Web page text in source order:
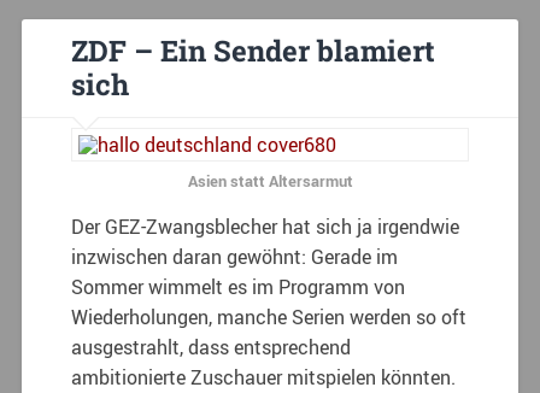
ZDF – Ein Sender blamiert
sich
Asien statt Altersarmut
Der GEZ-Zwangsblecher hat sich ja irgendwie
inzwischen daran gewöhnt: Gerade im
Sommer wimmelt es im Programm von
Wiederholungen, manche Serien werden so oft
ausgestrahlt, dass entsprechend
ambitionierte Zuschauer mitspielen könnten.